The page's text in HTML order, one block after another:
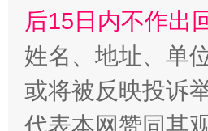
网上购药对药下症？
后15日内不作出
姓名、地址、单
或将被反映投诉
代表本网赞同其